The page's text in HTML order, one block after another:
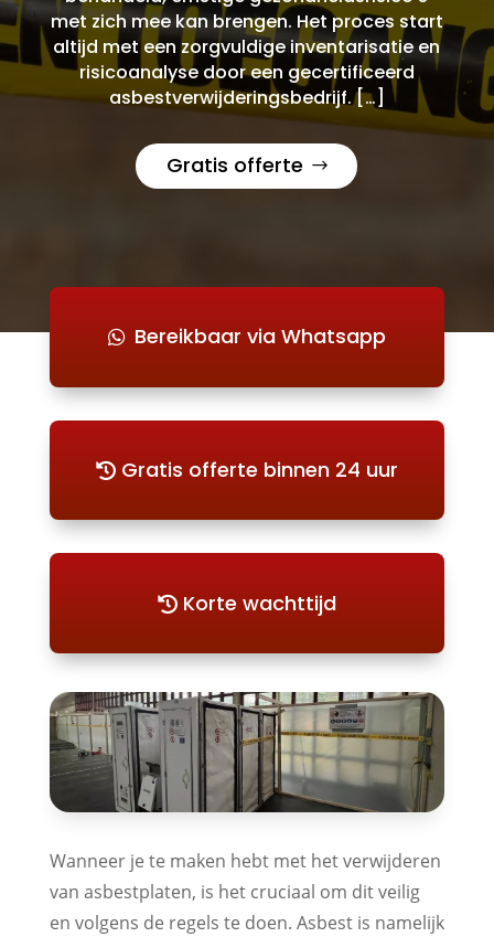
met zich mee kan brengen. Het proces start
altijd met een zorgvuldige inventarisatie en
risicoanalyse door een gecertificeerd
asbestverwijderingsbedrijf. […]
Gratis offerte
Bereikbaar via Whatsapp
Gratis offerte binnen 24 uur
Korte wachttijd
Wanneer je te maken hebt met het verwijderen
van asbestplaten, is het cruciaal om dit veilig
en volgens de regels te doen. Asbest is namelijk